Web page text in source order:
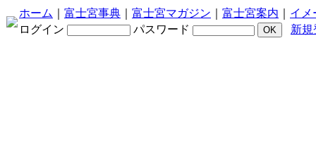
ホーム 富士宮事典 富士宮マガジン 富士宮案内
イメ
ログイン
パスワード 新規